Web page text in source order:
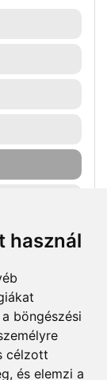
használ
böngészési
célzott
és elemzi a